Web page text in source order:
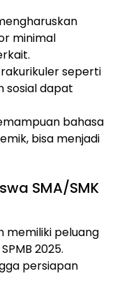
minimal
seperti
sosial dapat
bahasa
bisa menjadi
SMA/SMK
memiliki peluang
2025.
persiapan